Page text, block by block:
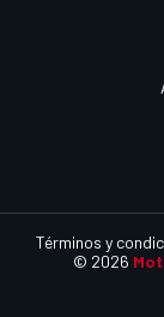
© 2026
Términos y